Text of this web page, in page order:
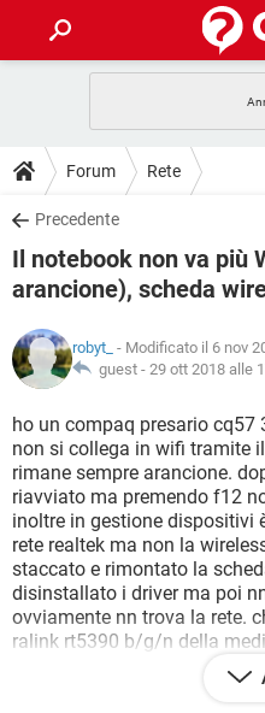
INTRATTENIMENTO
iOS
INSTAGRAM
TIKTOK
HARDWARE
GUIDE
COVID-19
iOS
TIKTOK
DOWNLOAD
COVID-19
INTRATTENIMENTO
iOS
INSTAGRAM
TIKTOK
HARDWARE
INTRATTENIMENTO
INSTAGRAM
TIKTOK
HARDWARE
GLOSSARIO
COVID-19
INTRATTENIMENTO
iOS
INSTAGRAM
TIKTOK
HARDWARE
Forum Rete
Precedente
Il notebook non va più
arancione), scheda
robyt_ - Modificato il 6 nov
guest - 29 ott 2018 alle
ho un compaq presario
non si collega in wifi tramite
rimane sempre arancione.
riavviato ma premendo f12
inoltre in gestione dispositivi
rete realtek ma non la
staccato e rimontato la
disinstallato i driver ma poi
ovviamente nn trova la rete.
ralink rt5390 b/g/n della
pure su sito hp ho scaricato
anche se le prestazioni del